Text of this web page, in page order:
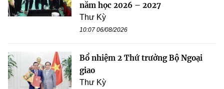
năm học 2026 – 2027
Thư Kỳ
10:07 06/08/2026
Bổ nhiệm 2 Thứ trưởng Bộ Ngoại
giao
Thư Kỳ